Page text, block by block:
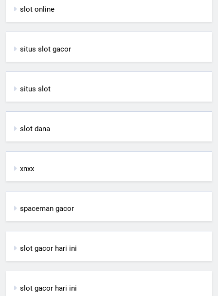
slot online
situs slot gacor
situs slot
slot dana
xnxx
spaceman gacor
slot gacor hari ini
slot gacor hari ini